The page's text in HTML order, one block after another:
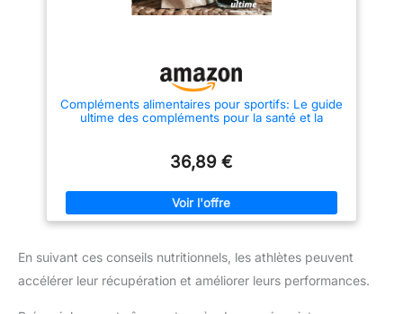
Compléments alimentaires pour sportifs: Le guide
ultime des compléments pour la santé et la
36,89 €
En suivant ces conseils nutritionnels, les athlètes peuvent
accélérer leur récupération et améliorer leurs performances.